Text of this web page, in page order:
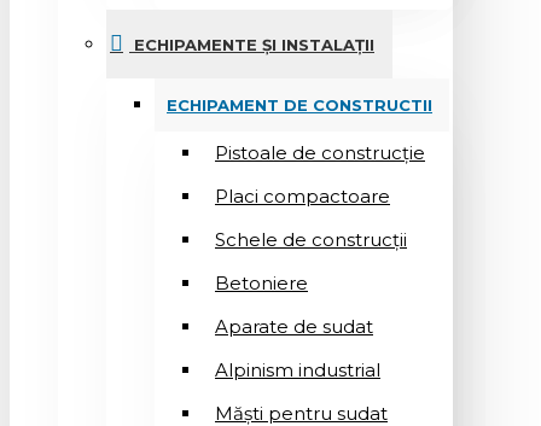
ECHIPAMENTE ȘI INSTALAȚII
ECHIPAMENT DE CONSTRUCTII
Pistoale de construcție
Placi compactoare
Schele de construcții
Betoniere
Aparate de sudat
Alpinism industrial
Măști pentru sudat